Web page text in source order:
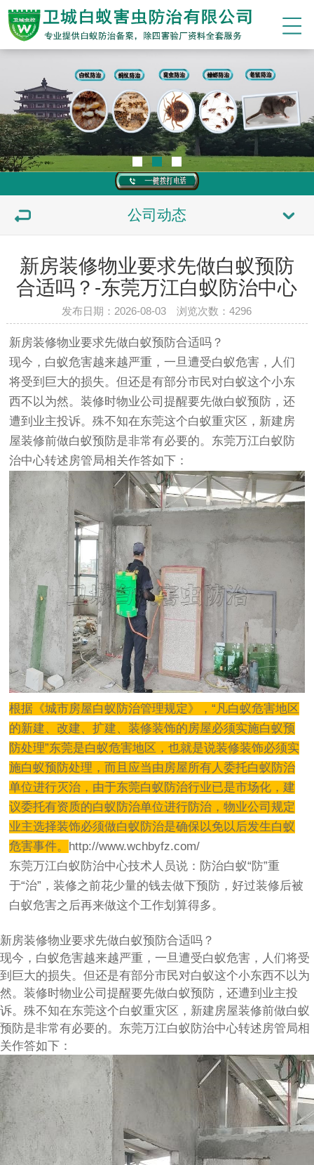
公司动态
新房装修物业要求先做白蚁预防
合适吗？-东莞万江白蚁防治中心
发布日期：2026-08-03 浏览次数：4296
新房装修物业要求先做白蚁预防合适吗？
现今，白蚁危害越来越严重，一旦遭受白蚁危害，人们
将受到巨大的损失。但还是有部分市民对白蚁这个小东
西不以为然。装修时物业公司提醒要先做白蚁预防，还
遭到业主投诉。殊不知在东莞这个白蚁重灾区，新建房
屋装修前做白蚁预防是非常有必要的。 东莞万江白蚁防
治中心转述房管局相关作答如下：
根据《城市房屋白蚁防治管理规定》，“凡白蚁危害地区
的新建、改建、扩建、装修装饰的房屋必须实施白蚁预
防处理”东莞是白蚁危害地区，也就是说装修装饰必须实
施白蚁预防处理，而且应当由房屋所有人委托白蚁防治
单位进行灭治，由于东莞白蚁防治行业已是市场化，建
议委托有资质的白蚁防治单位进行防治，物业公司规定
业主选择装饰必须做白蚁防治是确保以免以后发生白蚁
危害事件。 http://www.wchbyfz.com/
东莞万江白蚁防治中心技术人员说：防治白蚁“防”重
于“治”，装修之前花少量的钱去做下预防，好过装修后被
白蚁危害之后再来做这个工作划算得多。
新房装修物业要求先做白蚁预防合适吗？
现今，白蚁危害越来越严重，一旦遭受白蚁危害，人们将受
到巨大的损失。但还是有部分市民对白蚁这个小东西不以为
然。装修时物业公司提醒要先做白蚁预防，还遭到业主投
诉。殊不知在东莞这个白蚁重灾区，新建房屋装修前做白蚁
预防是非常有必要的。 东莞万江白蚁防治中心转述房管局相
关作答如下：